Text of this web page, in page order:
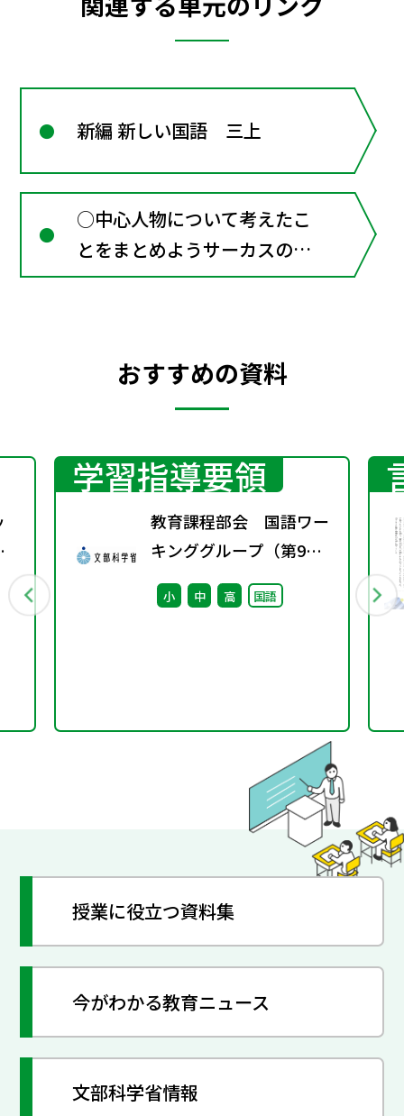
新編 新しい国語 三上
○中心人物について考えたこ
とをまとめようサーカスのラ
イオン（物語） 川村たか
おすすめの資料
学習指導要領
教育課程部会 国語ワー
キンググループ（第9
回） 配付資料
小 中 高 国語
授業に役立つ資料集
今がわかる教育ニュース
文部科学省情報